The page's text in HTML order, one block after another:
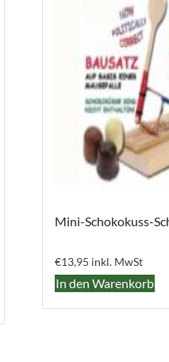
Mini-Schokokuss-
€13,95 inkl. MwSt
In den Warenkorb